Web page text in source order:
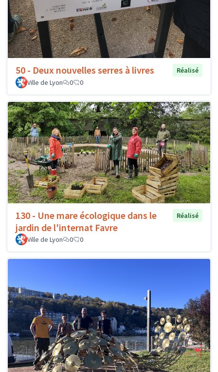
50 - Deux nouvelles serres à livres
Réalisé
Ville de Lyon
0 0
130 - Une mare écologique dans le
jardin de l'internat Favre
Réalisé
Ville de Lyon 0 0